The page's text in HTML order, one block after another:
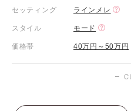
セッティング ラインメレ
スタイル モード
価格帯 40万円～50万円